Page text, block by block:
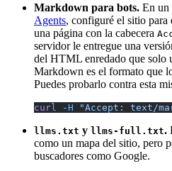
Markdown para bots. En un
Agents, configuré el sitio
una página con la cabecera
servidor le entregue una
del HTML enredado que solo
Markdown es el formato que
Puedes probarlo contra esta
curl -H "Accept: text/
llms.txt y llms-full.txt.
como un mapa del sitio, pero
buscadores como Google.